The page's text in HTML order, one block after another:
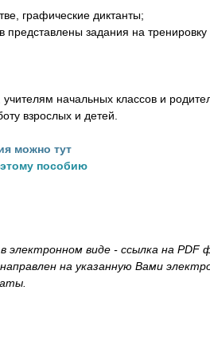
графические диктанты;
представлены задания на
начальных классов и
взрослых и детей.
можно тут
пособию
электронном виде - ссылка на PDF
на указанную Вами